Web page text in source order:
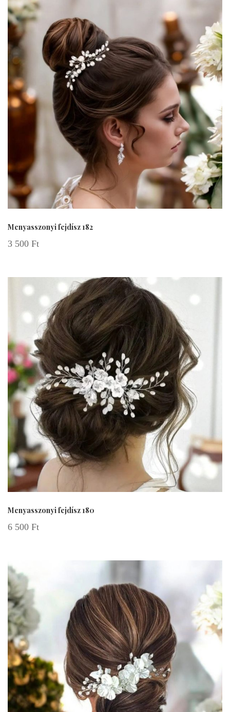
Menyasszonyi fejdísz 182
3 500 Ft
Menyasszonyi fejdísz 180
6 500 Ft